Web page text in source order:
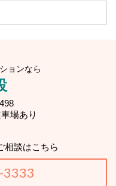
ョンなら
場あり
相談はこちら